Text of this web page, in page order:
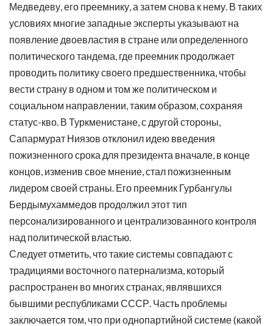
Медведеву, его преемнику, а затем снова к нему. В таких
условиях многие западные эксперты указывают на
появление двоевластия в стране или определенного
политического тандема, где преемник продолжает
проводить политику своего предшественника, чтобы
вести страну в одном и том же политическом и
социальном направлении, таким образом, сохраняя
статус-кво. В Туркменистане, с другой стороны,
Сапармурат Ниязов отклонил идею введения
пожизненного срока для президента вначале, в конце
концов, изменив свое мнение, стал пожизненным
лидером своей страны. Его преемник Гурбангулы
Бердымухаммедов продолжил этот тип
персонализированного и централизованного контроля
над политической властью.
Следует отметить, что такие системы совпадают с
традициями восточного патернализма, который
распространен во многих странах, являвшихся
бывшими республиками СССР. Часть проблемы
заключается том, что при однопартийной системе (какой